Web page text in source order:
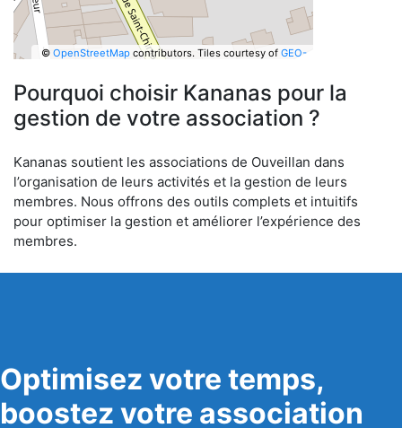
© OpenStreetMapcontributors. Tiles courtesy of GEO-
Pourquoi choisir Kananas pour la
gestion de votre association ?
Kananas soutient les associations de Ouveillan dans
l’organisation de leurs activités et la gestion de leurs
membres. Nous offrons des outils complets et intuitifs
pour optimiser la gestion et améliorer l’expérience des
membres.
Optimisez votre temps,
boostez votre association